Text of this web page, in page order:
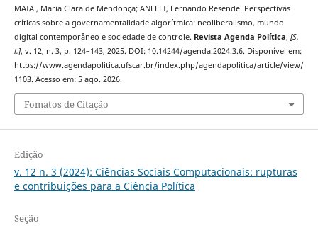
MAIA , Maria Clara de Mendonça; ANELLI, Fernando Resende. Perspectivas
críticas sobre a governamentalidade algorítmica: neoliberalismo, mundo
digital contemporâneo e sociedade de controle. Revista Agenda Política, [S.
l.], v. 12, n. 3, p. 124–143, 2025. DOI: 10.14244/agenda.2024.3.6. Disponível em:
https://www.agendapolitica.ufscar.br/index.php/agendapolitica/article/view/
1103. Acesso em: 5 ago. 2026.
Fomatos de Citação
Edição
v. 12 n. 3 (2024): Ciências Sociais Computacionais: rupturas
e contribuições para a Ciência Política
Seção